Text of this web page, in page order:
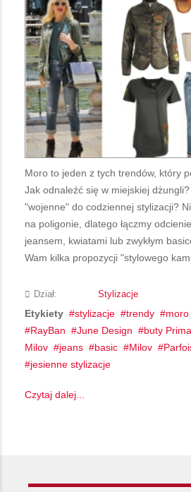
Moro to jeden z tych trendów, który
Jak odnaleźć się w miejskiej
"wojenne" do codziennej stylizacji?
na poligonie, dlatego łączmy
jeansem, kwiatami lub zwykłym
Wam kilka propozycji "stylowego
Dział: Stylizacje
Etykiety stylizacje trendy moro
RayBan
June Design buty
Milov
jeans basic Milov
jesienne stylizacje
Czytaj dalej...